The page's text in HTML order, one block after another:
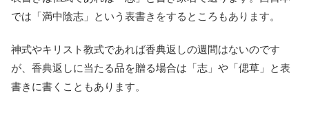
では「満中陰志」という表書きをするところもあります。
神式やキリスト教式であれば香典返しの週間はないのです
が、香典返しに当たる品を贈る場合は「志」や「偲草」と表
書きに書くこともあります。